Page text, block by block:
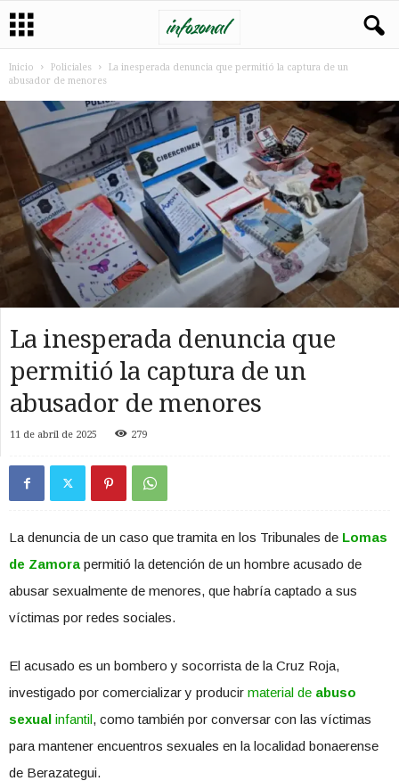
Inicio Policiales
La inesperada denuncia que permitió la captura de un
abusador de menores
La inesperada denuncia que
permitió la captura de un
abusador de menores
11 de abril de 2025 279
La denuncia de un caso que tramita en los Tribunales de Lomas
de Zamora permitió la detención de un hombre acusado de
abusar sexualmente de menores, que habría captado a sus
víctimas por redes sociales.
El acusado es un bombero y socorrista de la Cruz Roja,
investigado por comercializar y producir material de abuso
sexual infantil, como también por conversar con las víctimas
para mantener encuentros sexuales en la localidad bonaerense
de Berazategui.